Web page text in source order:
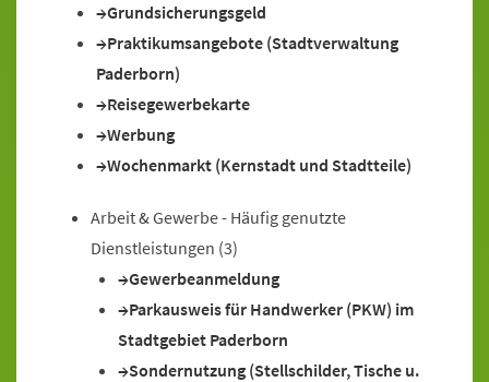
Grundsicherungsgeld
Praktikumsangebote (Stadtverwaltung
Paderborn)
Reisegewerbekarte
Werbung
Wochenmarkt (Kernstadt und Stadtteile)
Arbeit & Gewerbe - Häufig genutzte
Dienstleistungen (3)
Gewerbeanmeldung
Parkausweis für Handwerker (PKW) im
Stadtgebiet Paderborn
Sondernutzung (Stellschilder, Tische u.